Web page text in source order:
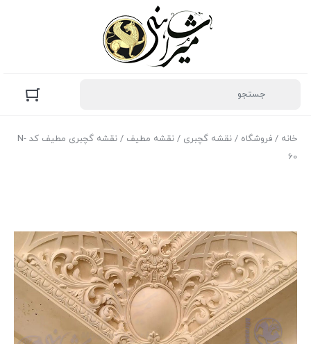
خانه / فروشگاه / نقشه گچبری / نقشه مطیف
/ نقشه گچبری مطیف کد N-
60